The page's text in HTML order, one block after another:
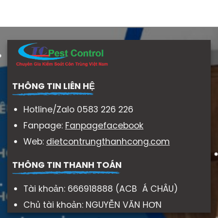
THÔNG TIN LIÊN HỆ
Hotline/Zalo 0583 226 226
Fanpage: Fanpagefacebook
Web: dietcontrungthanhcong.com
THÔNG TIN THANH TOÁN
Tài khoản: 666918888 (ACB Á CHÂU)
Chủ tài khoản: NGUYỄN VĂN HƠN